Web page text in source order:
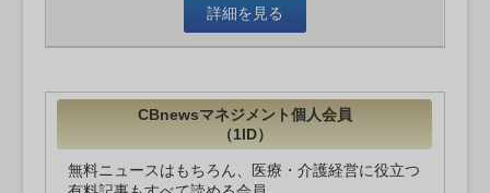
詳細を見る
CBnewsマネジメント個人会員
（1ID）
無料ニュースはもちろん、医療・介護経営に役立つ